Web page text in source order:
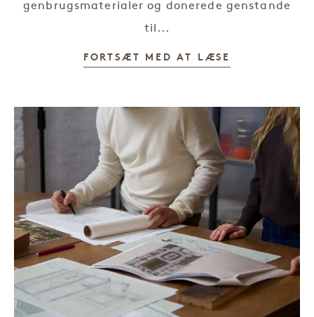
genbrugsmaterialer og donerede genstande
til...
FORTSÆT MED AT LÆSE